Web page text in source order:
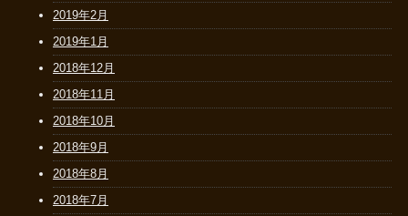
2019年2月
2019年1月
2018年12月
2018年11月
2018年10月
2018年9月
2018年8月
2018年7月